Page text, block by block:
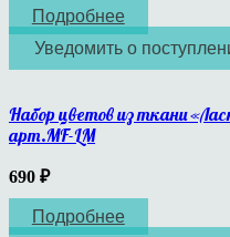
Подробнее
Уведомить о
Набор цветов из ткани
арт.MF-LM
690 ₽
Подробнее